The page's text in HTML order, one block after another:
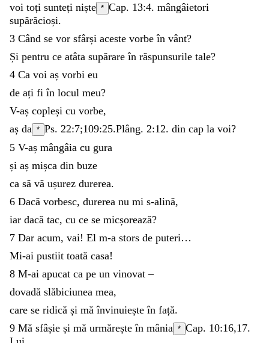
voi toți sunteți niște * Cap. 13:4. mângâietori
supărăcioși.
3 Când se vor sfârși aceste vorbeîn vânt?
Și pentru ce atâta supărareîn răspunsurile tale?
4 Ca voi aș vorbi eu
de ați fiîn locul meu?
V-aș copleși cu vorbe,
aș da * Ps. 22:7;109:25.Plâng. 2:12. din cap la voi?
5 V-aș mângâia cu gura
și aș mișca din buze
ca să vă ușurez durerea.
6 Dacă vorbesc, durerea nu mi s-alină,
iar dacă tac, cu ce se micșorează?
7 Dar acum, vai! El m-a stors de puteri…
Mi-ai pustiit toată casa!
8 M-ai apucat ca pe un vinovat–
dovadă slăbiciunea mea,
care se ridică și măînvinuieșteîn față.
9 Mă sfâșie și mă urmăreșteîn mânia * Cap. 10:16,17.